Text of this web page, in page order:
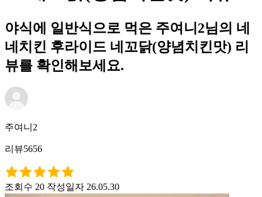
야식에 일반식으로 먹은 주여니2님의 네
네치킨 후라이드 네꼬닭(양념치킨맛) 리
뷰를 확인해보세요.
주여니2
리뷰5656
조회수 20 작성일자 26.05.30